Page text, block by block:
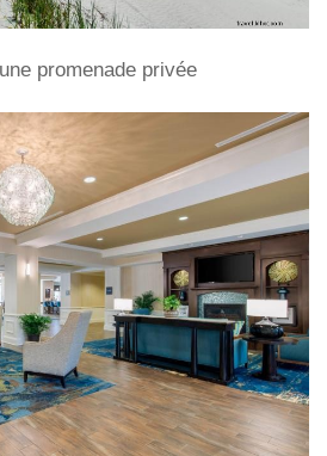
promenade privée